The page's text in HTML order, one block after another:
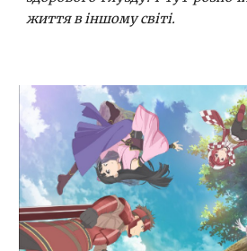
життя в іншому світі.